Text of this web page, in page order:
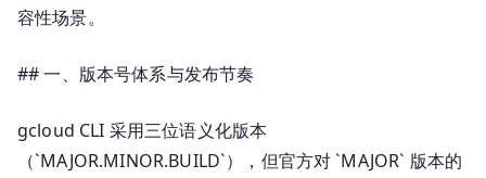
与
容
性
容性场景。
## 一、版本号体系与发布节奏
gcloud CLI 采用三位语义化版本
（`MAJOR.MINOR.BUILD`），但官方对 `MAJOR` 版本的